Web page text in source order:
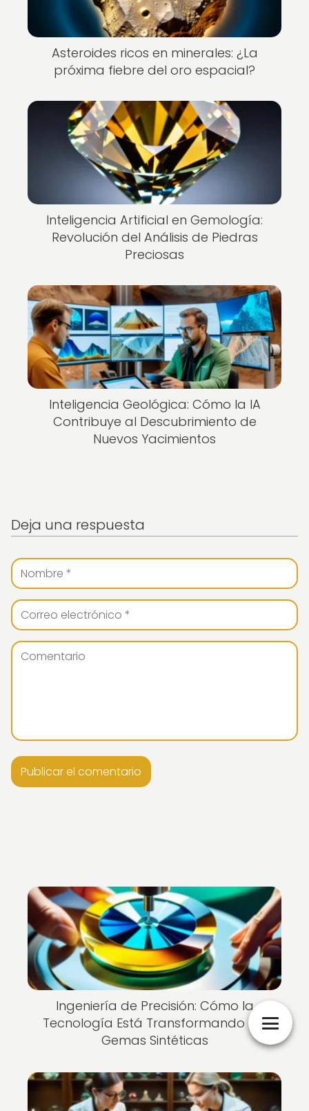
Asteroides ricos en minerales: ¿La
próxima fiebre del oro espacial?
Inteligencia Artificial en Gemología:
Revolución del Análisis de Piedras
Preciosas
Inteligencia Geológica: Cómo la IA
Contribuye al Descubrimiento de
Nuevos Yacimientos
Deja una respuesta
Ingeniería de Precisión: Cómo la
Tecnología Está Transformando las
Gemas Sintéticas